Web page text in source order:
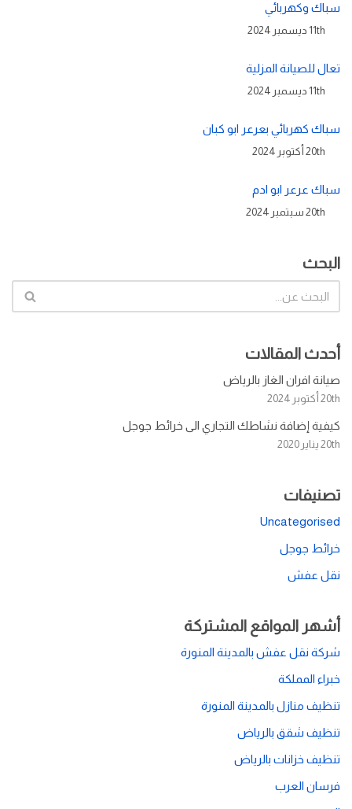
سباك وكهربائي
11th ديسمبر 2024
تعال للصيانة المزلية
11th ديسمبر 2024
سباك كهربائي بعرعر ابو كبان
20th أكتوبر 2024
سباك عرعر ابو ادم
20th سبتمبر 2024
البحث
أحدث المقالات
صيانة افران الغاز بالرياض
20th أكتوبر 2024
كيفية إضافة نشاطك التجاري الى خرائط جوجل
20th يناير 2020
تصنيفات
Uncategorised
خرائط جوجل
نقل عفش
أشهر المواقع المشتركة
شركة نقل عفش بالمدينة المنورة
خبراء المملكة
تنظيف منازل بالمدينة المنورة
تنظيف شقق بالرياض
تنظيف خزانات بالرياض
فرسان العرب